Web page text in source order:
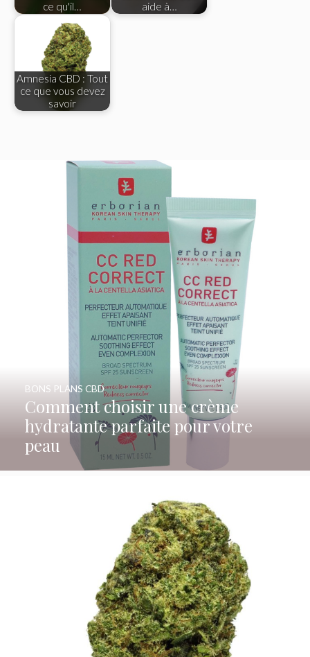
ce qu'il…
aide à…
Amnesia CBD : Tout
ce que vous devez
savoir
Comment choisir une crème
hydratante parfaite pour votre
peau
BONS PLANS CBD